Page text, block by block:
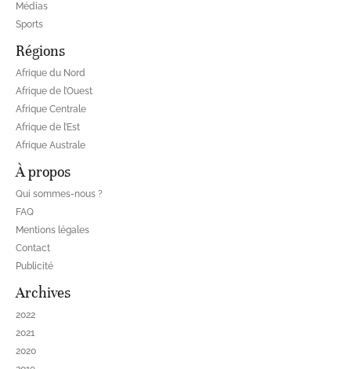
Médias
Sports
Régions
Afrique du Nord
Afrique de l’Ouest
Afrique Centrale
Afrique de l’Est
Afrique Australe
À propos
Qui sommes-nous ?
FAQ
Mentions légales
Contact
Publicité
Archives
2022
2021
2020